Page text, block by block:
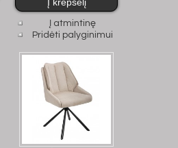
Į atmintinę
Pridėti palyginimui